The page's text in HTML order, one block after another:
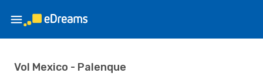
Vol Mexico - Palenque